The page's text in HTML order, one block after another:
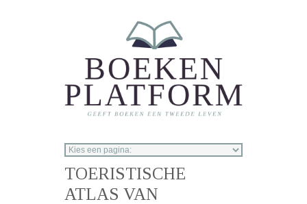
TOERISTISCHE
ATLAS VAN